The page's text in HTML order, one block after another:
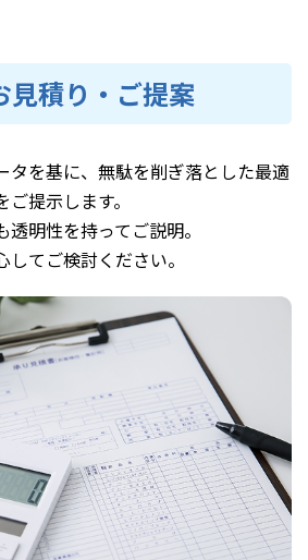
見積り・ご提案
タを基に、無駄を削ぎ落とした最適
提示します。
透明性を持ってご説明。
てご検討ください。